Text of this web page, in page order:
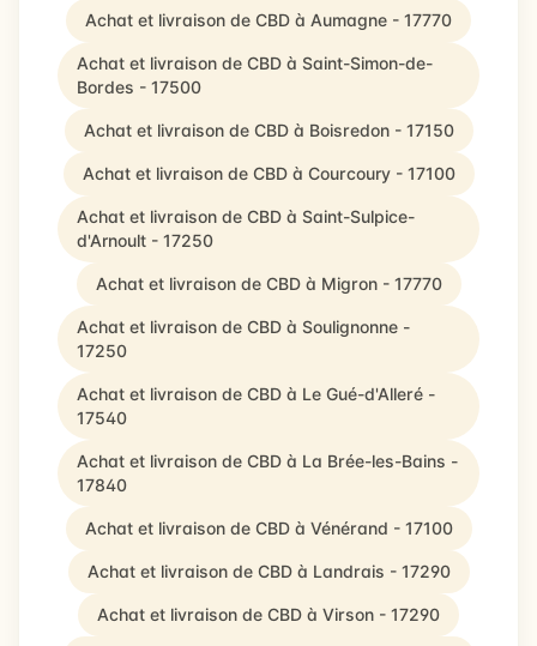
Achat et livraison de CBD à Aumagne - 17770
Achat et livraison de CBD à Saint-Simon-de-
Bordes - 17500
Achat et livraison de CBD à Boisredon - 17150
Achat et livraison de CBD à Courcoury - 17100
Achat et livraison de CBD à Saint-Sulpice-
d'Arnoult - 17250
Achat et livraison de CBD à Migron - 17770
Achat et livraison de CBD à Soulignonne -
17250
Achat et livraison de CBD à Le Gué-d'Alleré -
17540
Achat et livraison de CBD à La Brée-les-Bains -
17840
Achat et livraison de CBD à Vénérand - 17100
Achat et livraison de CBD à Landrais - 17290
Achat et livraison de CBD à Virson - 17290